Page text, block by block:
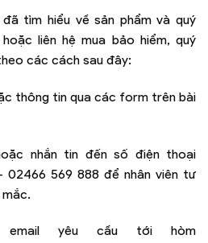
đã tìm hiểu về sản phẩm và quý
liên hệ mua bảo hiểm, quý
các cách sau đây:
thông tin qua các form trên bài
nhắn tin đến số điện thoại
02466 569 888 để nhân viên tư
yêu cầu tới hòm